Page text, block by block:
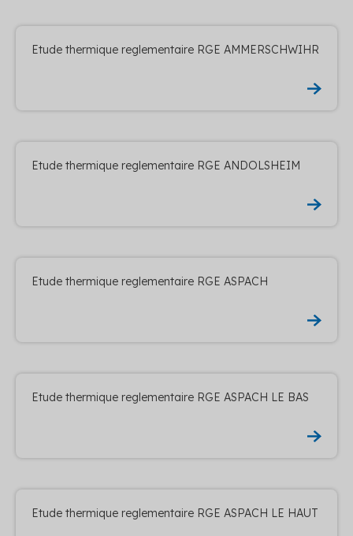
Etude thermique reglementaire RGE AMMERSCHWIHR
Etude thermique reglementaire RGE ANDOLSHEIM
Etude thermique reglementaire RGE ASPACH
Etude thermique reglementaire RGE ASPACH LE BAS
Etude thermique reglementaire RGE ASPACH LE HAUT